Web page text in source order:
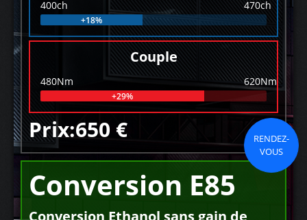
400ch 470ch
+18%
Couple
480Nm 620Nm
+29%
Prix:650 €
RENDEZ-
VOUS
Conversion E85
Conversion Ethanol sans gain de